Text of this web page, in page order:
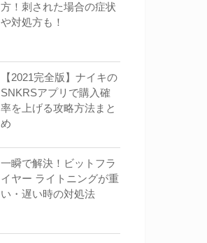
方！刺された場合の症状
や対処方も！
【2021完全版】ナイキの
SNKRSアプリで購入確
率を上げる攻略方法まと
め
一瞬で解決！ビットフラ
イヤー ライトニングが重
い・遅い時の対処法